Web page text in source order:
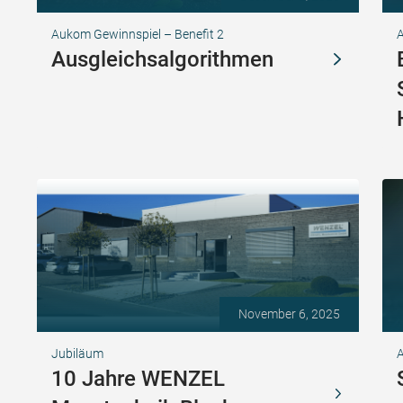
Aukom Gewinnspiel – Benefit 2
Ausgleichsalgorithmen
November 6, 2025
Jubiläum
10 Jahre WENZEL